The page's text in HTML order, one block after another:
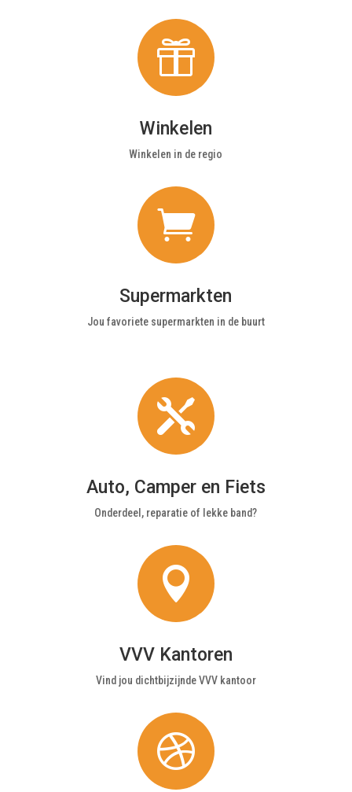

Winkelen
Winkelen in de regio

Supermarkten
Jou favoriete supermarkten in de buurt

Auto, Camper en Fiets
Onderdeel, reparatie of lekke band?

VVV Kantoren
Vind jou dichtbijzijnde VVV kantoor
